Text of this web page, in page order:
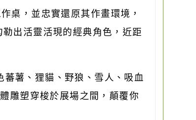
桌，並忠實還原其作畫環境，
出活靈活現的經典角色，近距
蕃薯、狸貓、野狼、雪人、吸血
雕塑穿梭於展場之間，顛覆你